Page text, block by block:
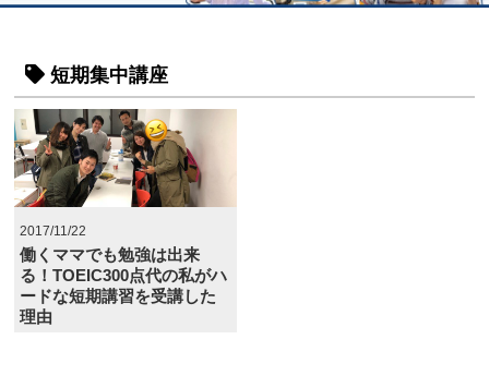
短期集中講座
2017/11/22
働くママでも勉強は出来
る！TOEIC300点代の私がハ
ードな短期講習を受講した
理由